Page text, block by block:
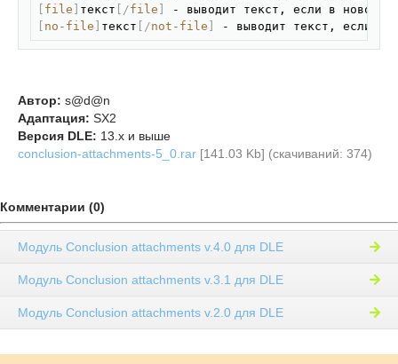
file текст [/file
no-file текст [/not-file - выводит текст, если в
Автор: s@d@n
Адаптация: SX2
Версия DLE: 13.x и выше
conclusion-attachments-5_0.rar [141.03 Kb] (cкачиваний: 374)
Комментарии (0)
Модуль Conclusion attachments v.4.0 для DLE
Модуль Conclusion attachments v.3.1 для DLE
Модуль Conclusion attachments v.2.0 для DLE